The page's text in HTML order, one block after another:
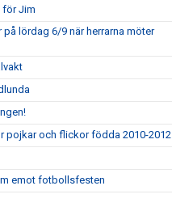
för Jim
på lördag 6/9 när herrarna möter
pojkar och flickor födda 2010-2012
emot fotbollsfesten